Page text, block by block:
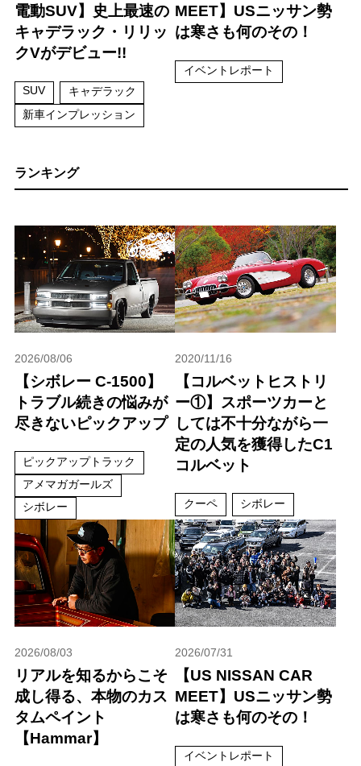
電動SUV】史上最速の
キャデラック・リリッ
クVがデビュー!!
SUV
キャデラック
新車インプレッション
MEET】USニッサン勢
は寒さも何のその！
イベントレポート
ランキング
2026/08/06
【シボレー C-1500】
トラブル続きの悩みが
尽きないピックアップ
ピックアップトラック
アメマガガールズ
シボレー
2020/11/16
【コルベットヒストリ
ー①】スポーツカーと
しては不十分ながら一
定の人気を獲得したC1
コルベット
クーペ シボレー
2026/08/03
リアルを知るからこそ
成し得る、本物のカス
タムペイント
【Hammar】
2026/07/31
【US NISSAN CAR
MEET】USニッサン勢
は寒さも何のその！
イベントレポート